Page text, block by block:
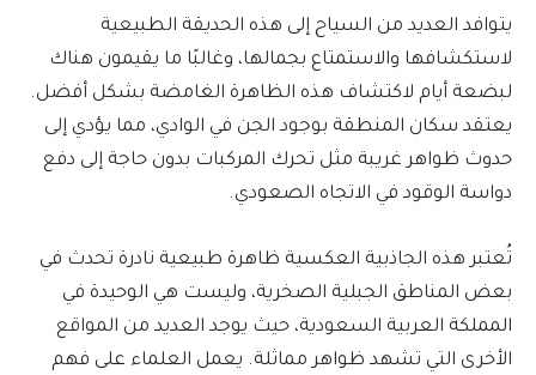
يتوافد العديد من السياح إلى هذه الحديقة الطبيعية
لاستكشافها والاستمتاع بجمالها، وغالبًا ما يقيمون هناك
لبضعة أيام لاكتشاف هذه الظاهرة الغامضة بشكل أفضل.
يعتقد سكان المنطقة بوجود الجن في الوادي، مما يؤدي إلى
حدوث ظواهر غريبة مثل تحرك المركبات بدون حاجة إلى دفع
دواسة الوقود في الاتجاه الصعودي.
تُعتبر هذه الجاذبية العكسية ظاهرة طبيعية نادرة تحدث في
بعض المناطق الجبلية الصخرية، وليست هي الوحيدة في
المملكة العربية السعودية، حيث يوجد العديد من المواقع
الأخرى التي تشهد ظواهر مماثلة. يعمل العلماء على فهم